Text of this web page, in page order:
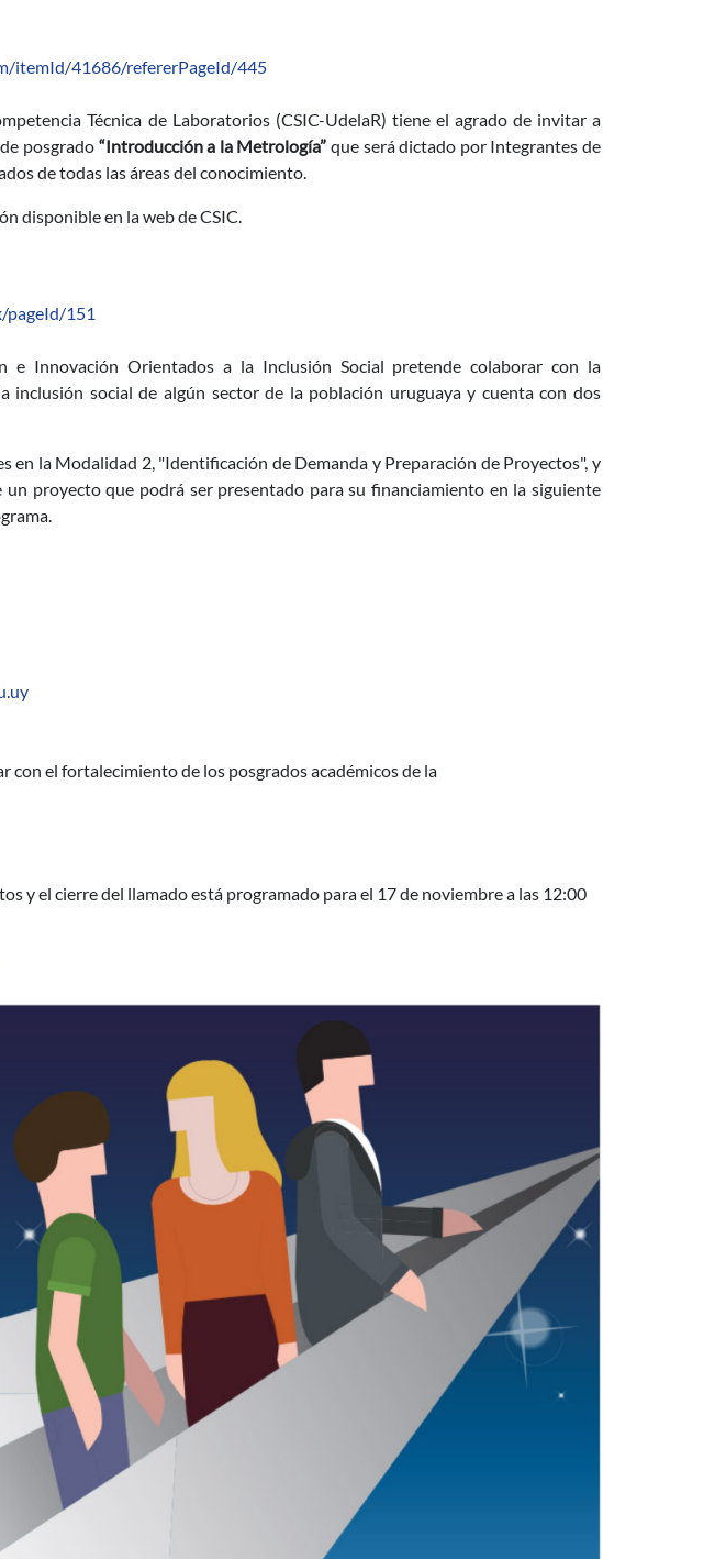
itemId/41686/refererPageId/445
a la metrología"
Técnica de Laboratorios (CSIC-UdelaR) tiene el agrado de invitar a
posgrado“Introducción a la Metrología” que será dictado por Integrantes de
de todas las áreas del conocimiento.
disponible en la web de CSIC.
pageId/151
de Investigación e Innovación Orientados a la Inclusión Social (Modalidad 2)
e Innovación Orientados a la Inclusión Social pretende colaborar con la
inclusión social de algún sector de la población uruguaya y cuenta con dos
en la Modalidad 2, "Identificación de Demanda y Preparación de Proyectos", y
proyecto que podrá ser presentado para su financiamiento en la siguiente
de la Universidad de la República 2018
el fortalecimiento de los posgrados académicos de la
y el cierre del llamado está programado para el 17 de noviembre a las 12:00